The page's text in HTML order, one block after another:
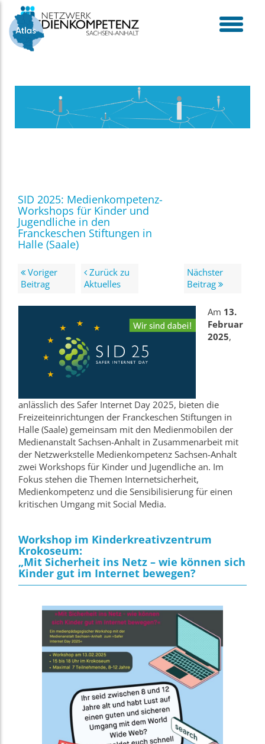
toggle
menu
Skip
content
SID 2025: Medienkompetenz-
Workshops für Kinder und
Jugendliche in den
Franckeschen Stiftungen in
Halle (Saale)
Voriger
Beitrag
Zurück zu
Aktuelles
Nächster
Beitrag
Am 13.
Februar
2025,
anlässlich des Safer Internet Day 2025, bieten die
Freizeiteinrichtungen der Franckeschen Stiftungen in
Halle (Saale) gemeinsam mit den Medienmobilen der
Medienanstalt Sachsen-Anhalt in Zusammenarbeit mit
der Netzwerkstelle Medienkompetenz Sachsen-Anhalt
zwei Workshops für Kinder und Jugendliche an. Im
Fokus stehen die Themen Internetsicherheit,
Medienkompetenz und die Sensibilisierung für einen
kritischen Umgang mit Social Media.
Workshop im Kinderkreativzentrum
Krokoseum:
„Mit Sicherheit ins Netz – wie können sich
Kinder gut im Internet bewegen?